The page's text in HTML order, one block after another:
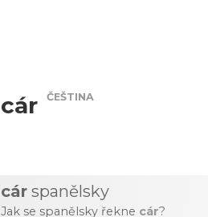
cár ČEŠTINA
cár spanělsky
Jak se spanělsky řekne cár?